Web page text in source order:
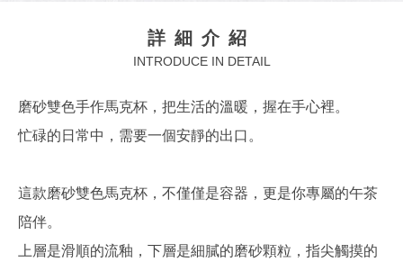
詳細介紹
INTRODUCE IN DETAIL
磨砂雙色手作馬克杯，把生活的溫暖，握在手心裡。
忙碌的日常中，需要一個安靜的出口。
這款磨砂雙色馬克杯，不僅僅是容器，更是你專屬的午茶
陪伴。
上層是滑順的流釉，下層是細膩的磨砂顆粒，指尖觸摸的